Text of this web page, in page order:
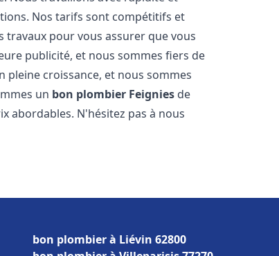
Nos tarifs sont compétitifs et
pour vous assurer que vous
publicité, et nous sommes fiers de
pleine croissance, et nous sommes
un bon plombier Feignies de
abordables. N'hésitez pas à nous
bon plombier à Liévin 62800